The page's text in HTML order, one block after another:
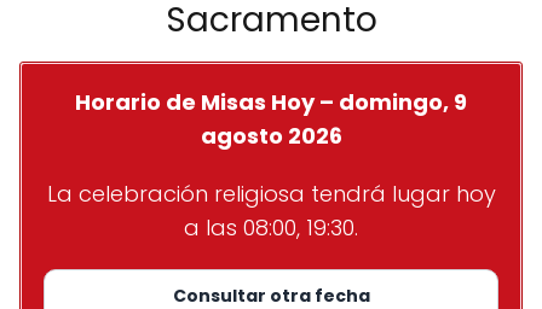
Sacramento
Horario de Misas Hoy – domingo, 9
agosto 2026
La celebración religiosa tendrá lugar hoy
a las 08:00, 19:30.
Consultar otra fecha